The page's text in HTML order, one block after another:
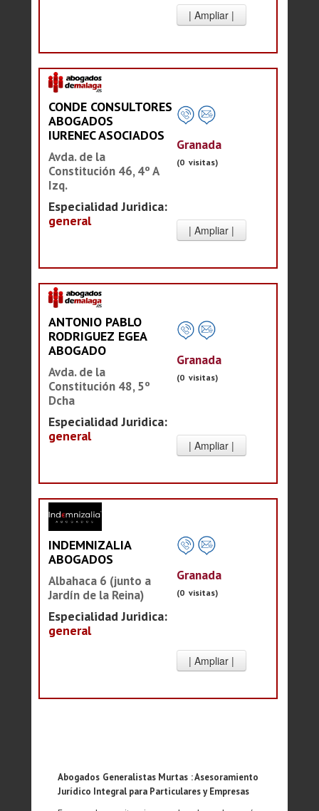
CONDE CONSULTORES
ABOGADOS
IURENEC ASOCIADOS
Avda. de la
Constitución 46, 4º A
Izq.
Especialidad Juridica:
general
Granada
(0 visitas)
ANTONIO PABLO
RODRIGUEZ EGEA
ABOGADO
Avda. de la
Constitución 48, 5º
Dcha
Especialidad Juridica:
general
Granada
(0 visitas)
INDEMNIZALIA
ABOGADOS
Albahaca 6 (junto a
Jardín de la Reina)
Especialidad Juridica:
general
Granada
(0 visitas)
Abogados Generalistas Murtas : Asesoramiento
Jurídico Integral para Particulares y Empresas